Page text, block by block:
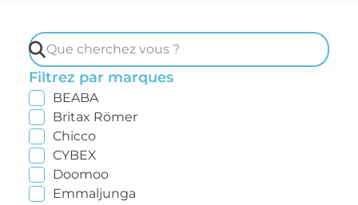
Filtrez par marques
BEABA
Britax Römer
Chicco
CYBEX
Doomoo
Emmaljunga